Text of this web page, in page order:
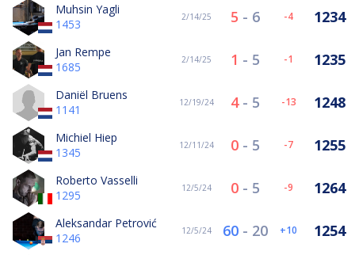
Muhsin Yagli
1453
2/14/25 5 - 6 -4 1234
Jan Rempe
1685
2/14/25 1 - 5 -1 1235
Daniël Bruens
1141
12/19/24 4- 5 -13 1248
Michiel Hiep
1345
12/11/24 0 - 5 -7 1255
Roberto Vasselli
1295
12/5/24 0 - 5 -9 1264
Aleksandar Petrović
1246
12/5/24 60 - 20 10 1254